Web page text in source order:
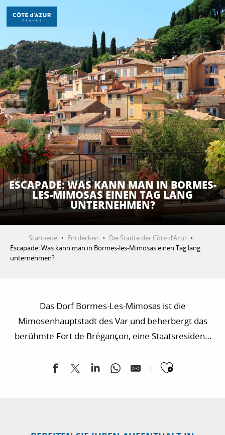
Aller
contenu
principal
ENTDECKEN
ZU TUN
AUFENTHALT
ESCAPADE: WAS KANN MAN IN BORMES-
LES-MIMOSAS EINEN TAG LANG
UNTERNEHMEN?
Startseite Entdecken
Die Städte der Côte d’Azur
Escapade: Was kann man in Bormes-les-Mimosas einen Tag lang
unternehmen?
Das Dorf Bormes-Les-Mimosas ist die
Mimosenhauptstadt des Var und beherbergt das
berühmte Fort de Brégançon, eine Staatsresidenz,
Präsidenten dient. Bormes-les-Mimosas ist ein